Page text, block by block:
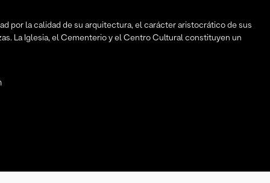
por la calidad de su arquitectura, el carácter aristocrático de sus
La Iglesia, el Cementerio y el Centro Cultural constituyen un